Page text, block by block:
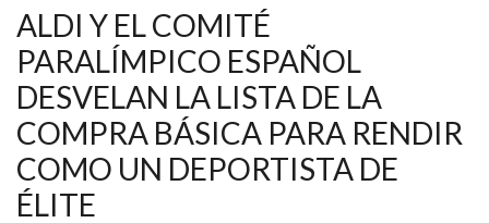
VOLUNTARIOS
QUE
HARÁN
POSIBLE
JUEGOS
OLÍMPICOS
Y
PARALÍMPICOS
DE
LOS
ÁNGELES
ALDI Y EL COMITÉ
PARALÍMPICO ESPAÑOL
DESVELAN LA LISTA DE LA
COMPRA BÁSICA PARA RENDIR
COMO UN DEPORTISTA DE
ÉLITE